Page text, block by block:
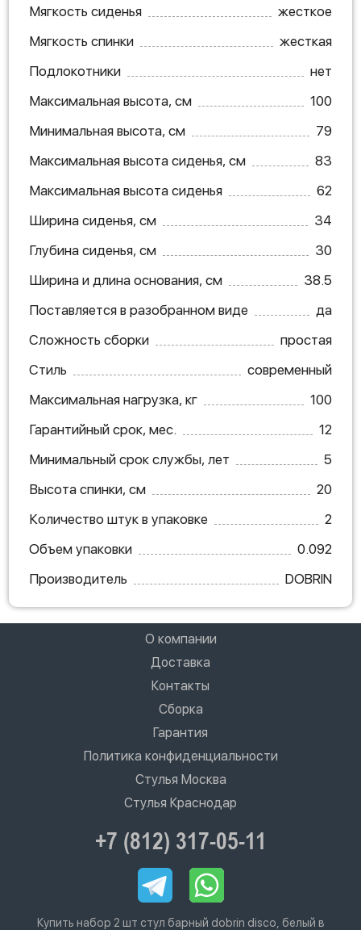
Мягкость сиденья
жесткое
Мягкость спинки
жесткая
Подлокотники
нет
Максимальная высота, см
100
Минимальная высота, см
79
Максимальная высота сиденья, см
83
Максимальная высота сиденья
62
Ширина сиденья, см
34
Глубина сиденья, см
30
Ширина и длина основания, см
38.5
Поставляется в разобранном виде
да
Сложность сборки
простая
Стиль
современный
Максимальная нагрузка, кг
100
Гарантийный срок, мес.
12
Минимальный срок службы, лет
5
Высота спинки, см
20
Количество штук в упаковке
2
Объем упаковки
0.092
Производитель
DOBRIN
О компании
Доставка
Контакты
Сборка
Гарантия
Политика конфиденциальности
Стулья Москва
Стулья Краснодар
+7 (812) 317-05-11
Купить набор 2 шт стул барный dobrin disco, белый в